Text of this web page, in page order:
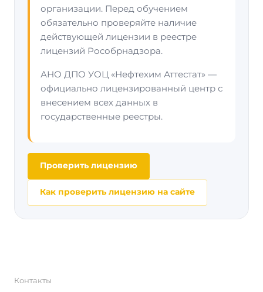
организации. Перед обучением
обязательно проверяйте наличие
действующей лицензии в реестре
лицензий Рособрнадзора.
АНО ДПО УОЦ «Нефтехим Аттестат» —
официально лицензированный центр с
внесением всех данных в
государственные реестры.
Проверить лицензию
Как проверить лицензию на сайте
Контакты